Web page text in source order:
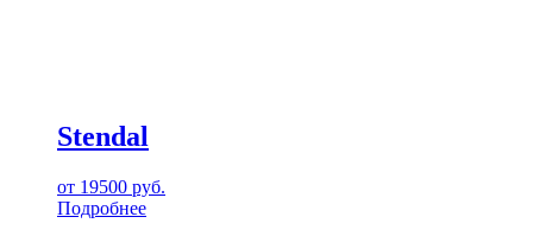
Stendal
от 19500 руб.
Подробнее